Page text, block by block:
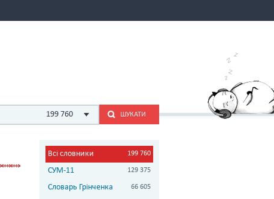
199 760 ШУКАТИ
Всі словники 199 760
СУМ-11 129 375
Словарь Грінченка 66 605